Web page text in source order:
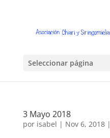
Seleccionar página
3 Mayo 2018
por isabel | Nov 6, 2018|